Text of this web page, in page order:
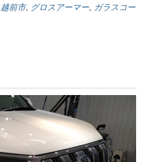
越前市, グロスアーマー, ガラスコー